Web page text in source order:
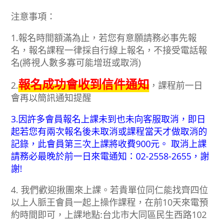
注意事項：
1.報名時間額滿為止，若您有意願請務必事先報
名，報名課程一律採自行線上報名，不接受電話報
名(將視人數多寡可能增班或取消)
2.報名成功會收到信件通知 ，課程前一日
會再以簡訊通知提醒
3.因許多會員報名上課未到也未向客服取消，即日
起若您有兩次報名後未取消或課程當天才做取消的
記錄，此會員第三次上課將收費900元。 取消上課
請務必最晚於前一日來電通知：02-2558-2655，謝
謝!
4. 我們歡迎揪團來上課。若貴單位同仁能找齊四位
以上人脈王會員一起上操作課程，在前10天來電預
約時間即可，上課地點:台北市大同區民生西路102